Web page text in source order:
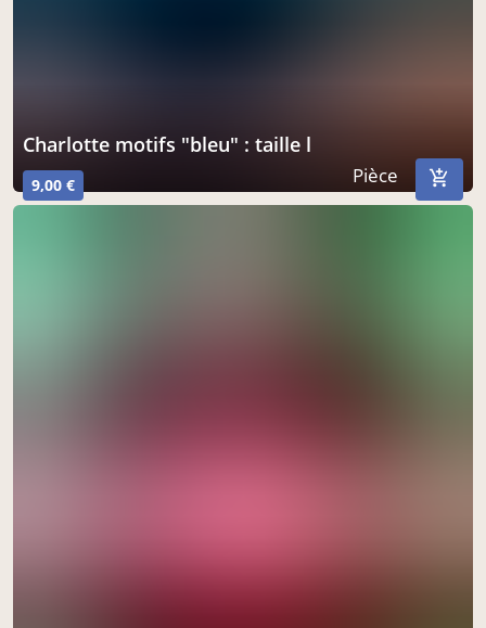
charlotte motifs "bleu" : taille l
9,00 € Pièce